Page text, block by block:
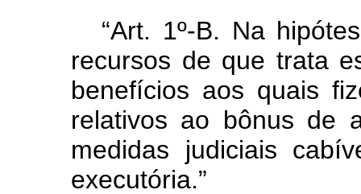
“Art. 1º-B. Na
recursos de que trata
benefícios aos quais
relativos ao bônus de
medidas judiciais
executória.”